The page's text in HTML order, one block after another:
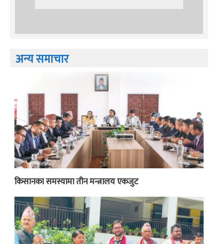
अन्य समाचार
किसानका समस्यामा तीन मन्त्रालय एकजुट